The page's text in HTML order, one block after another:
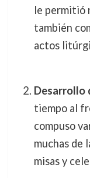
le permitió
también
actos
Desarrollo
tiempo al
compuso
muchas de
misas y